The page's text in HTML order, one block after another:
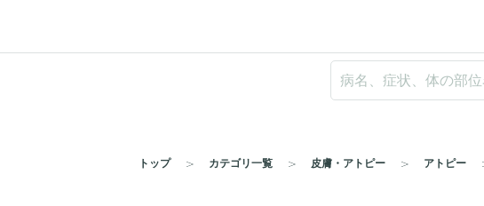
トップ カテゴリ一覧 皮膚・アトピー アトピー